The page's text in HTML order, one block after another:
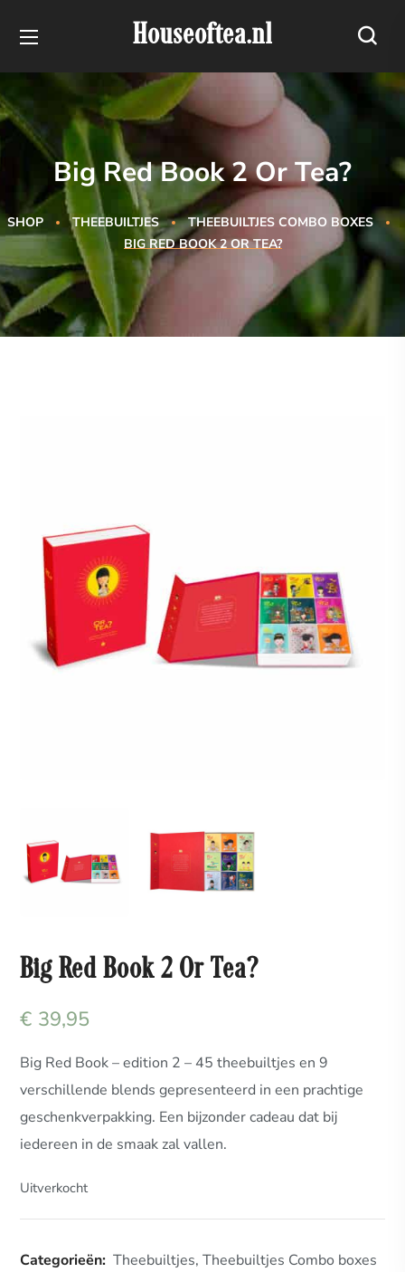
Houseoftea.nl
Big Red Book 2 Or Tea?
SHOP THEEBUILTJES
THEEBUILTJES COMBO BOXES
BIG RED BOOK 2 OR TEA?
Big Red Book 2 Or Tea?
€ 39,95
Big Red Book – edition 2 – 45 theebuiltjes en 9
verschillende blends gepresenteerd in een prachtige
geschenkverpakking. Een bijzonder cadeau dat bij
iedereen in de smaak zal vallen.
Categorieën: Theebuiltjes,Theebuiltjes Combo boxes
Uitverkocht